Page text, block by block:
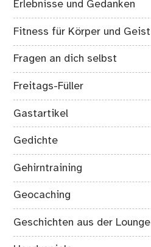
Erlebnisse und Gedanken
Fitness für Körper und Geist
Fragen an dich selbst
Freitags-Füller
Gastartikel
Gedichte
Gehirntraining
Geocaching
Geschichten aus der Lounge